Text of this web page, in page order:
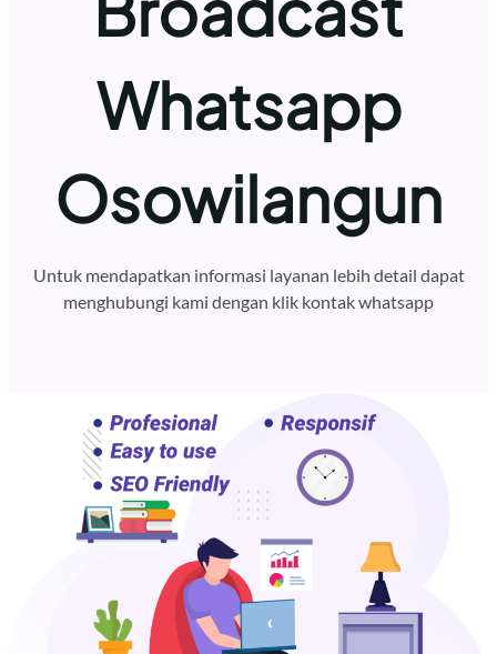
Whatsapp
Osowilangun
Untuk mendapatkan informasi layanan lebih detail dapat
menghubungi kami dengan klik kontak whatsapp